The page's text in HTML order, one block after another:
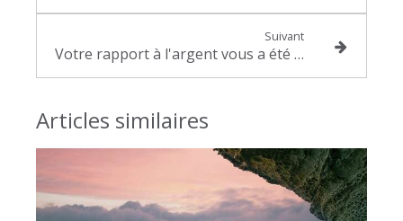
Suivant
Votre rapport à l'argent vous a été transmis - Voici comment vous en libérer
Articles similaires